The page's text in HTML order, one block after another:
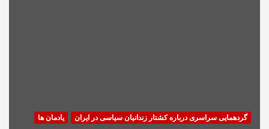
گردهمایی سراسری درباره کشتار زندانیان سیاسی در ایران یادمان ها